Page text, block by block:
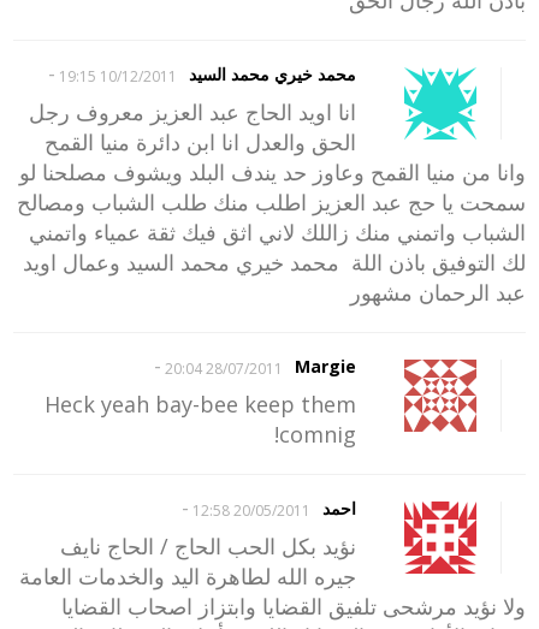
محمد خيري محمد السيد 10/12/2011 19:15
-
انا اويد الحاج عبد العزيز معروف رجل
الحق والعدل انا ابن دائرة منيا القمح
وانا من منيا القمح وعاوز حد يندف البلد ويشوف مصلحنا لو
سمحت يا حج عبد العزيز اطلب منك طلب الشباب ومصالح
الشباب واتمني منك زاللك لاني اثق فيك ثقة عمياء واتمني
لك التوفيق باذن اللة محمد خيري محمد السيد وعمال اويد
عبد الرحمان مشهور
Margie
28/07/2011 20:04
-
Heck yeah bay-bee keep them
comnig!
احمد 20/05/2011 12:58
-
نؤيد بكل الحب الحاج / الحاج نايف
جيره الله لطاهرة اليد والخدمات العامة
ولا نؤيد مرشحى تلفيق القضايا وابتزاز اصحاب القضايا